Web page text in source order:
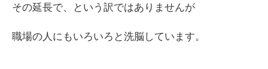
その延長で、という訳ではありませんが
職場の人にもいろいろと洗脳しています。